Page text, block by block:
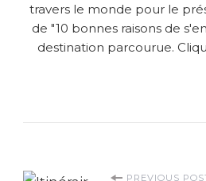
travers le monde pour le
de "10 bonnes raisons de
destination parcourue.
PREVIOUS